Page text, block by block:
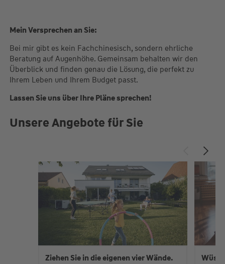
Mein Versprechen an Sie:
Bei mir gibt es kein Fachchinesisch, sondern ehrliche
Beratung auf Augenhöhe. Gemeinsam behalten wir den
Überblick und finden genau die Lösung, die perfekt zu
Ihrem Leben und Ihrem Budget passt.
Lassen Sie uns über Ihre Pläne sprechen!
Unsere Angebote für Sie
Ziehen Sie in die eigenen vier Wände.